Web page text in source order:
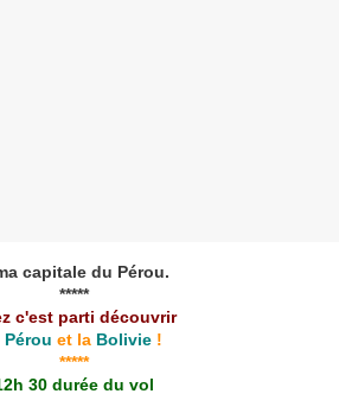
capitale du Pérou.
*****
c'est parti découvrir
Pérou et la Bolivie!
*****
30 durée du vol